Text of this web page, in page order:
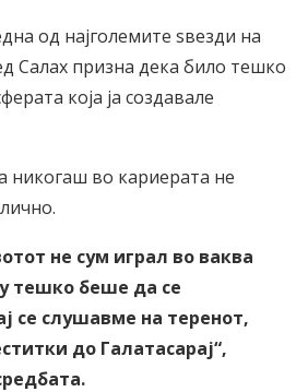
од најголемите ѕвезди на
Салах призна дека било тешко
која ја создавале
никогаш во кариерата не
не сум играл во ваква
тешко беше да се
се слушавме на теренот,
до Галатасарај“,